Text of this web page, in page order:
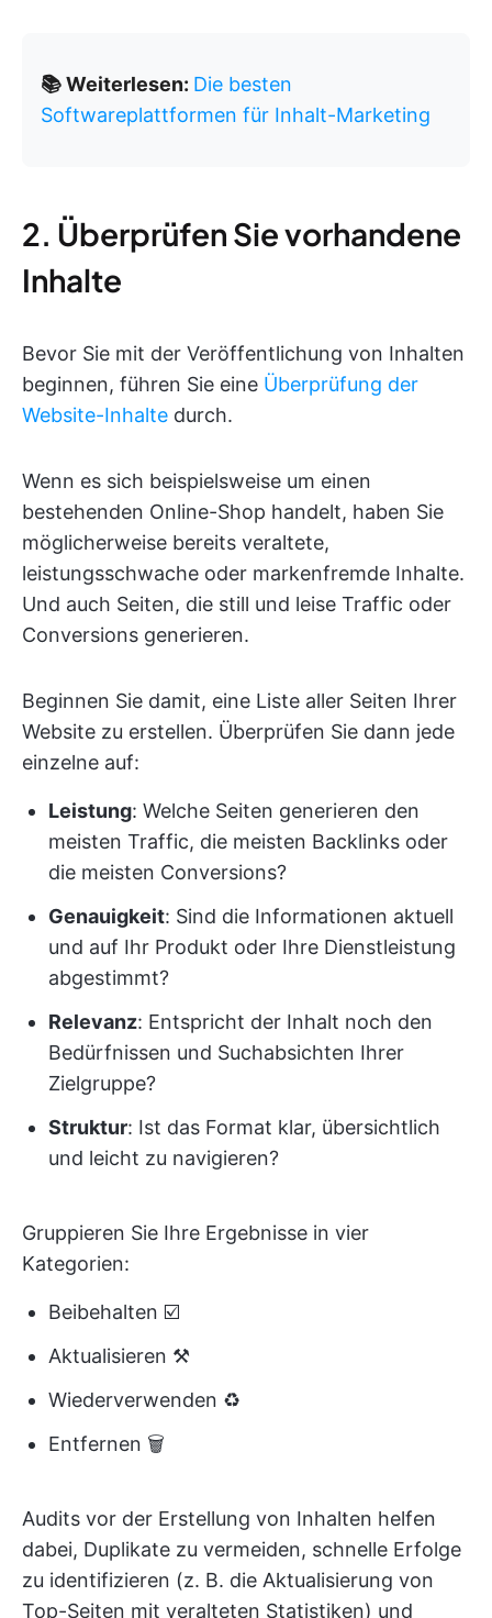
📚 Weiterlesen: Die besten
Softwareplattformen für Inhalt-Marketing
2. Überprüfen Sie vorhandene
Inhalte
Bevor Sie mit der Veröffentlichung von Inhalten
beginnen, führen Sie eine Überprüfung der
Website-Inhalte durch.
Wenn es sich beispielsweise um einen
bestehenden Online-Shop handelt, haben Sie
möglicherweise bereits veraltete,
leistungsschwache oder markenfremde Inhalte.
Und auch Seiten, die still und leise Traffic oder
Conversions generieren.
Beginnen Sie damit, eine Liste aller Seiten Ihrer
Website zu erstellen. Überprüfen Sie dann jede
einzelne auf:
Leistung: Welche Seiten generieren den
meisten Traffic, die meisten Backlinks oder
die meisten Conversions?
Genauigkeit: Sind die Informationen aktuell
und auf Ihr Produkt oder Ihre Dienstleistung
abgestimmt?
Relevanz: Entspricht der Inhalt noch den
Bedürfnissen und Suchabsichten Ihrer
Zielgruppe?
Struktur: Ist das Format klar, übersichtlich
und leicht zu navigieren?
Gruppieren Sie Ihre Ergebnisse in vier
Kategorien:
Beibehalten ☑️
Aktualisieren ⚒️
Wiederverwenden ♻️
Entfernen 🗑️
Audits vor der Erstellung von Inhalten helfen
dabei, Duplikate zu vermeiden, schnelle Erfolge
zu identifizieren (z. B. die Aktualisierung von
Top-Seiten mit veralteten Statistiken) und